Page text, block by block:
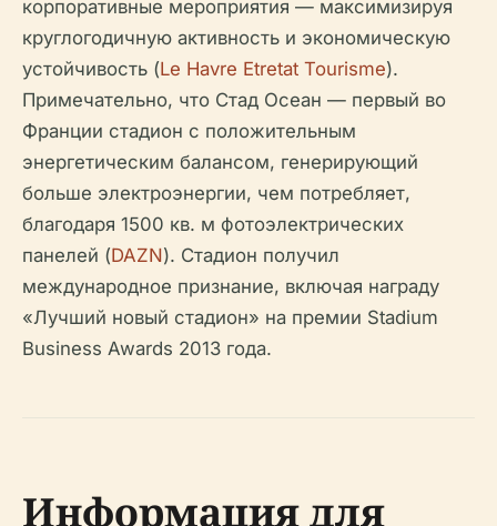
корпоративные мероприятия — максимизируя
круглогодичную активность и экономическую
устойчивость (Le Havre Etretat Tourisme).
Примечательно, что Стад Осеан — первый во
Франции стадион с положительным
энергетическим балансом, генерирующий
больше электроэнергии, чем потребляет,
благодаря 1500 кв. м фотоэлектрических
панелей (DAZN). Стадион получил
международное признание, включая награду
«Лучший новый стадион» на премии Stadium
Business Awards 2013 года.
Информация для